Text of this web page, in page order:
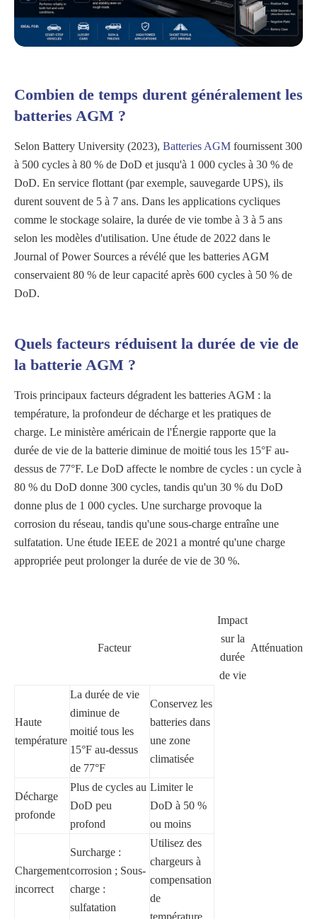
Combien de temps durent généralement les
batteries AGM ?
Selon Battery University (2023), Batteries AGM fournissent 300
à 500 cycles à 80 % de DoD et jusqu'à 1 000 cycles à 30 % de
DoD. En service flottant (par exemple, sauvegarde UPS), ils
durent souvent de 5 à 7 ans. Dans les applications cycliques
comme le stockage solaire, la durée de vie tombe à 3 à 5 ans
selon les modèles d'utilisation. Une étude de 2022 dans le
Journal of Power Sources a révélé que les batteries AGM
conservaient 80 % de leur capacité après 600 cycles à 50 % de
DoD.
Quels facteurs réduisent la durée de vie de
la batterie AGM ?
Trois principaux facteurs dégradent les batteries AGM : la
température, la profondeur de décharge et les pratiques de
charge. Le ministère américain de l'Énergie rapporte que la
durée de vie de la batterie diminue de moitié tous les 15°F au-
dessus de 77°F. Le DoD affecte le nombre de cycles : un cycle à
80 % du DoD donne 300 cycles, tandis qu'un 30 % du DoD
donne plus de 1 000 cycles. Une surcharge provoque la
corrosion du réseau, tandis qu'une sous-charge entraîne une
sulfatation. Une étude IEEE de 2021 a montré qu'une charge
appropriée peut prolonger la durée de vie de 30 %.
Facteur
Impact
sur la
durée
de vie
Atténuation
Haute
température
La durée de vie
diminue de
moitié tous les
15°F au-dessus
de 77°F
Conservez les
batteries dans
une zone
climatisée
Décharge
profonde
Plus de cycles au
DoD peu
profond
Limiter le
DoD à 50 %
ou moins
Chargement
incorrect
Surcharge :
corrosion ; Sous-
charge :
sulfatation
Utilisez des
chargeurs à
compensation
de